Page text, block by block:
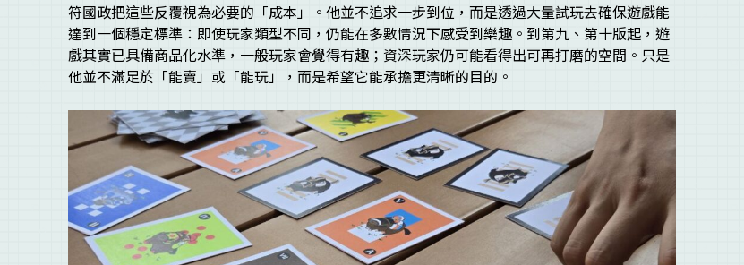
符國政把這些反覆視為必要的「成本」。他並不追求一步到位，而是透過大量試玩去確保遊戲能
達到一個穩定標準：即使玩家類型不同，仍能在多數情況下感受到樂趣。到第九、第十版起，遊
戲其實已具備商品化水準，一般玩家會覺得有趣；資深玩家仍可能看得出可再打磨的空間。只是
他並不滿足於「能賣」或「能玩」，而是希望它能承擔更清晰的目的。